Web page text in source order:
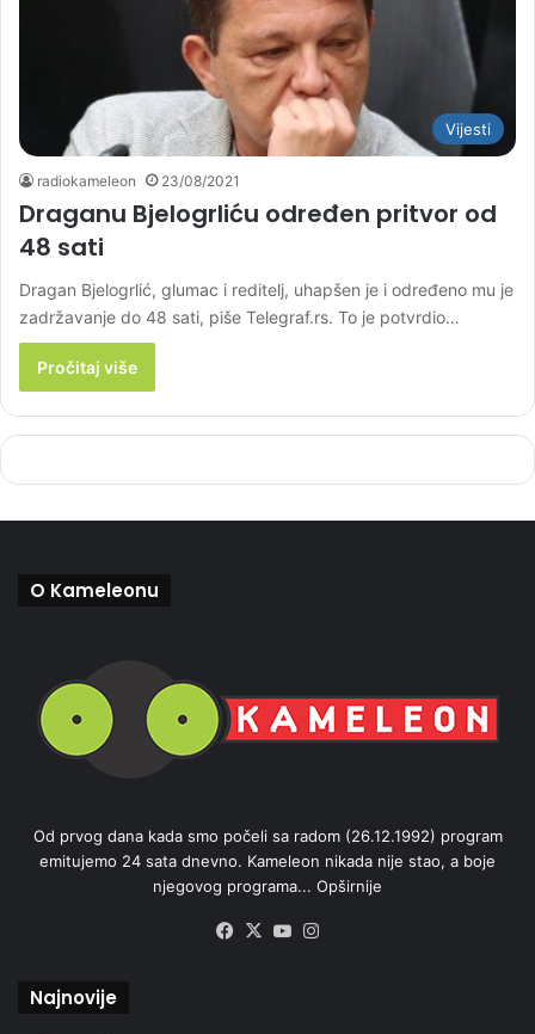
Vijesti
radiokameleon 23/08/2021
Draganu Bjelogrliću određen pritvor od
48 sati
Dragan Bjelogrlić, glumac i reditelj, uhapšen je i određeno mu je
zadržavanje do 48 sati, piše Telegraf.rs. To je potvrdio…
Pročitaj više
O Kameleonu
Od prvog dana kada smo počeli sa radom (26.12.1992) program
emitujemo 24 sata dnevno. Kameleon nikada nije stao, a boje
njegovog programa... Opširnije
Facebook
X YouTube
Najnovije